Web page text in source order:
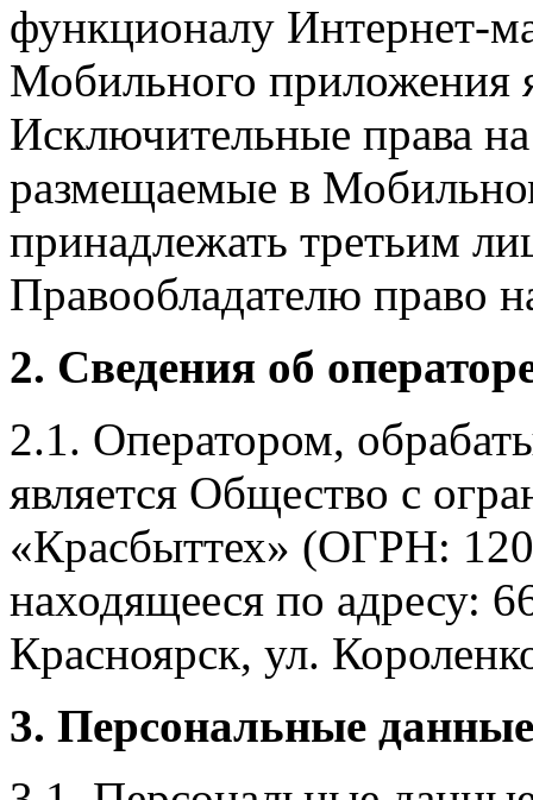
функционалу Интернет-
Мобильного приложения
Исключительные права
размещаемые в
принадлежать третьим
Правообладателю право
2. Сведения об
2.1. Оператором,
является Общество с
«Красбыттех» (ОГРН:
находящееся по адресу:
Красноярск, ул.
3. Персональные